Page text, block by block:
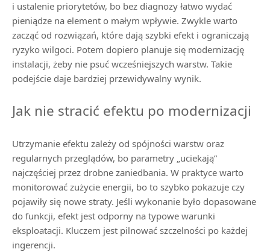
i ustalenie priorytetów, bo bez diagnozy łatwo wydać
pieniądze na element o małym wpływie. Zwykle warto
zacząć od rozwiązań, które dają szybki efekt i ograniczają
ryzyko wilgoci. Potem dopiero planuje się modernizację
instalacji, żeby nie psuć wcześniejszych warstw. Takie
podejście daje bardziej przewidywalny wynik.
Jak nie stracić efektu po modernizacji
Utrzymanie efektu zależy od spójności warstw oraz
regularnych przeglądów, bo parametry „uciekają”
najczęściej przez drobne zaniedbania. W praktyce warto
monitorować zużycie energii, bo to szybko pokazuje czy
pojawiły się nowe straty. Jeśli wykonanie było dopasowane
do funkcji, efekt jest odporny na typowe warunki
eksploatacji. Kluczem jest pilnować szczelności po każdej
ingerencji.